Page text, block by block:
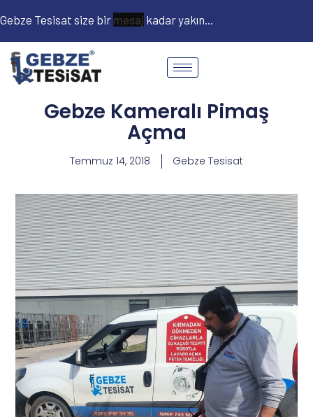
Gebze Tesisat size bir kadar yakın...
Gebze Kameralı Pimaş
Açma
Temmuz 14, 2018 Gebze Tesisat